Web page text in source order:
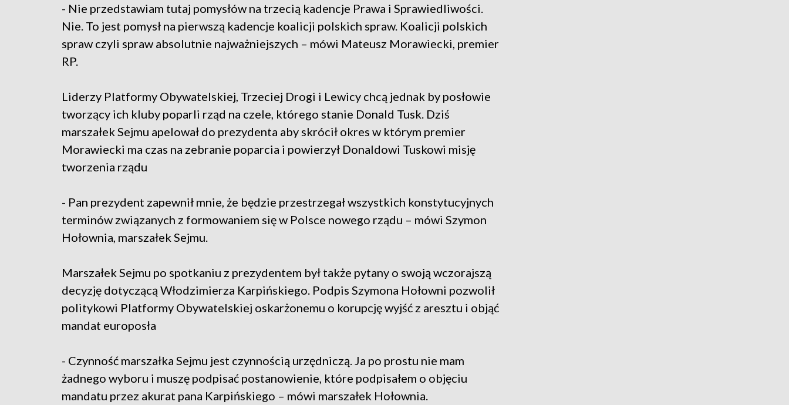
- Nie przedstawiam tutaj pomysłów na trzecią kadencje Prawa i Sprawiedliwości.
Nie. To jest pomysł na pierwszą kadencje koalicji polskich spraw. Koalicji polskich
spraw czyli spraw absolutnie najważniejszych – mówi Mateusz Morawiecki, premier
RP.
Liderzy Platformy Obywatelskiej, Trzeciej Drogi i Lewicy chcą jednak by posłowie
tworzący ich kluby poparli rząd na czele, którego stanie Donald Tusk. Dziś
marszałek Sejmu apelował do prezydenta aby skrócił okres w którym premier
Morawiecki ma czas na zebranie poparcia i powierzył Donaldowi Tuskowi misję
tworzenia rządu
- Pan prezydent zapewnił mnie, że będzie przestrzegał wszystkich konstytucyjnych
terminów związanych z formowaniem się w Polsce nowego rządu – mówi Szymon
Hołownia, marszałek Sejmu.
Marszałek Sejmu po spotkaniu z prezydentem był także pytany o swoją wczorajszą
decyzję dotyczącą Włodzimierza Karpińskiego. Podpis Szymona Hołowni pozwolił
politykowi Platformy Obywatelskiej oskarżonemu o korupcję wyjść z aresztu i objąć
mandat europosła
- Czynność marszałka Sejmu jest czynnością urzędniczą. Ja po prostu nie mam
żadnego wyboru i muszę podpisać postanowienie, które podpisałem o objęciu
mandatu przez akurat pana Karpińskiego – mówi marszałek Hołownia.